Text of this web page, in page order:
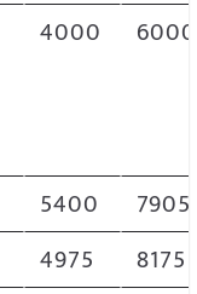
4000 6000
5400
7905
4975
8175